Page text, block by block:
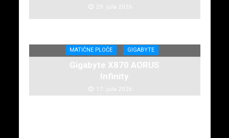
29. jula 2026.
MATIČNE PLOČE GIGABYTE
Gigabyte X870 AORUS
Infinity
17. jula 2026.